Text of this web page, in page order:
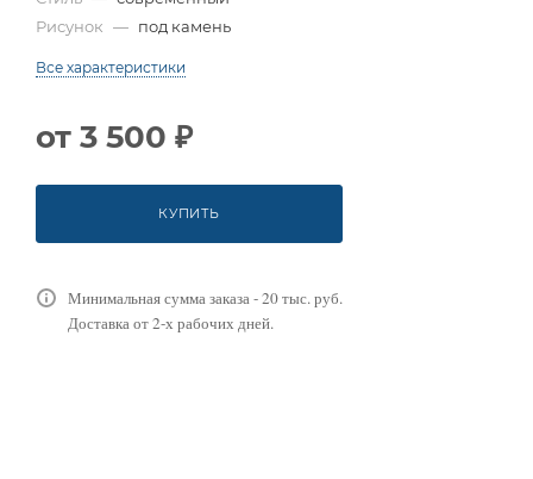
Рисунок — под камень
Все характеристики
от 3 500 ₽
КУПИТЬ
Минимальная сумма заказа - 20 тыс. руб.
Доставка от 2-х рабочих дней.